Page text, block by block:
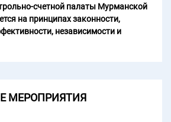
счетной палаты Мурманской
на принципах законности,
независимости и
МЕРОПРИЯТИЯ